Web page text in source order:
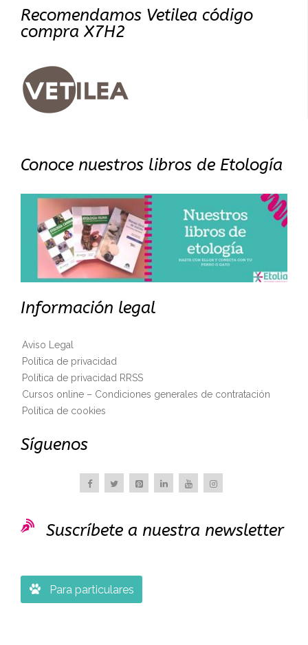
Recomendamos Vetilea código
compra X7H2
Conoce nuestros libros de Etología
Información legal
Aviso Legal
Política de privacidad
Política de privacidad RRSS
Cursos online – Condiciones generales de contratación
Política de cookies
Síguenos
 Suscríbete a nuestra newsletter
 Para particulares